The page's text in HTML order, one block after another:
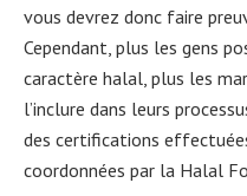
vous devrez donc faire
Cependant, plus les gens
caractère halal, plus les
l’inclure dans leurs
des certifications
coordonnées par la Halal